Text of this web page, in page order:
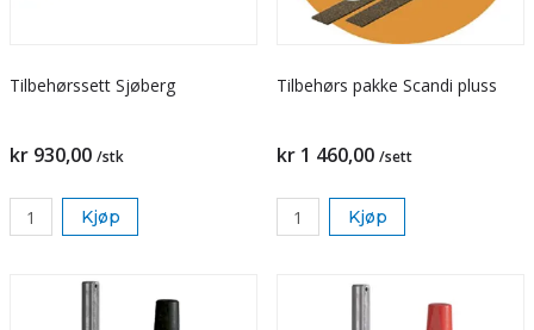
Tilbehørssett Sjøberg
kr 930,00 /stk
Kjøp
Tilbehørs pakke Scandi pluss
kr 1 460,00 /sett
Kjøp